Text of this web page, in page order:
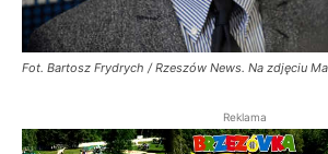
Fot. Bartosz Frydrych / Rzeszów News. Na zdjęciu
Reklama